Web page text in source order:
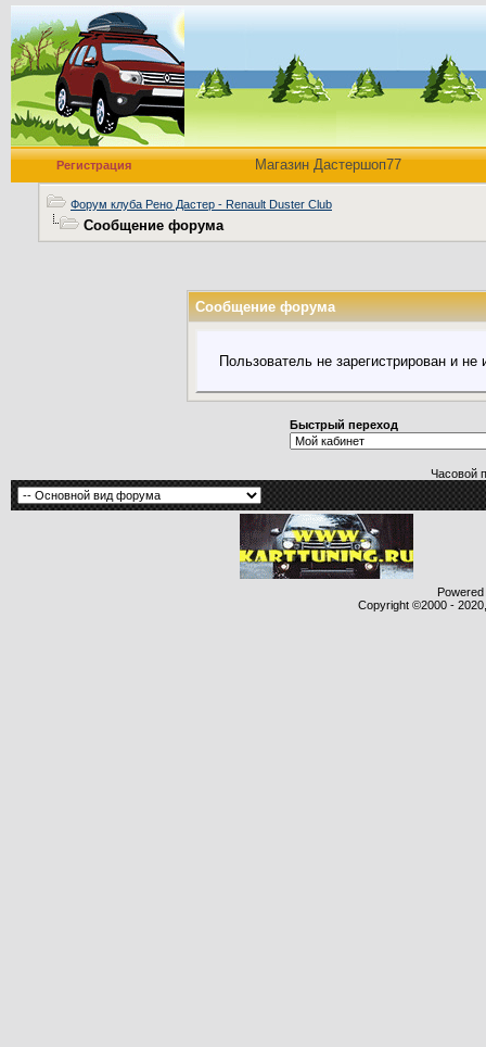
Регистрация Магазин Дастершоп77
Форум клуба Рено Дастер - Renault Duster Club
Сообщение форума
Сообщение форума
Пользователь не зарегистрирован и
Быстрый переход
Часовой
Copyright ©2000 -